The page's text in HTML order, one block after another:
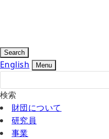
Search
English Menu
検索
財団について
研究員
事業